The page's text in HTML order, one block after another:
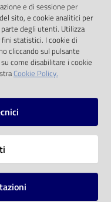
36/2006
e di sessione per
sito, e cookie analitici per
degli utenti. Utilizza
statistici. I cookie di
cliccando sul pulsante
come disabilitare i cookie
Cookie Policy.